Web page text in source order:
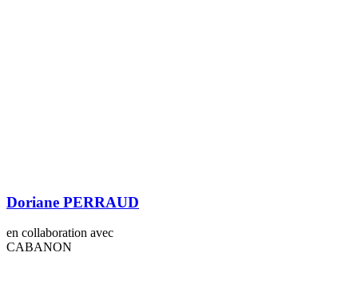
Doriane PERRAUD
en collaboration avec
CABANON